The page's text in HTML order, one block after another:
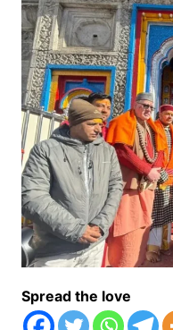
Spread the love